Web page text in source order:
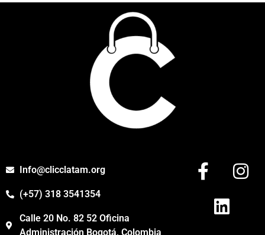
Info@clicclatam.org
(+57) 318 3541354
Calle 20 No. 82 52 Oficina
Administración Bogotá, Colombia